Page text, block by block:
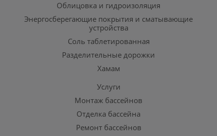
Облицовка и гидроизоляция
Энергосберегающие покрытия и сматывающие
устройства
Соль таблетированная
Разделительные дорожки
Хамам
Услуги
Монтаж бассейнов
Отделка бассейна
Ремонт бассейнов